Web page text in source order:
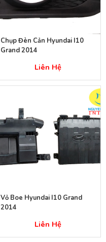
Chụp Đèn Cản Hyundai I10
Grand 2014
Liên Hệ
Vỏ Boe Hyundai I10 Grand
2014
Liên Hệ